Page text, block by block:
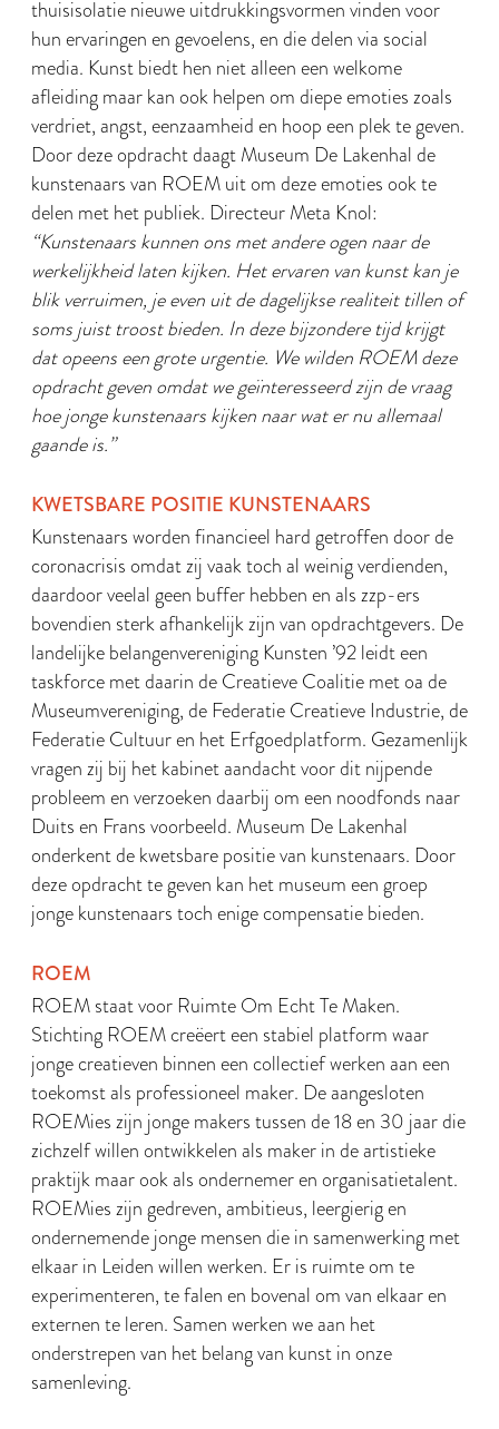
thuisisolatie nieuwe uitdrukkingsvormen vinden voor
hun ervaringen en gevoelens, en die delen via social
media. Kunst biedt hen niet alleen een welkome
afleiding maar kan ook helpen om diepe emoties zoals
verdriet, angst, eenzaamheid en hoop een plek te geven.
Door deze opdracht daagt Museum De Lakenhal de
kunstenaars van ROEM uit om deze emoties ook te
delen met het publiek. Directeur Meta Knol:
“Kunstenaars kunnen ons met andere ogen naar de
werkelijkheid laten kijken. Het ervaren van kunst kan je
blik verruimen, je even uit de dagelijkse realiteit tillen of
soms juist troost bieden. In deze bijzondere tijd krijgt
dat opeens een grote urgentie. We wilden ROEM deze
opdracht geven omdat we geïnteresseerd zijn de vraag
hoe jonge kunstenaars kijken naar wat er nu allemaal
gaande is.”
KWETSBARE POSITIE KUNSTENAARS
Kunstenaars worden financieel hard getroffen door de
coronacrisis omdat zij vaak toch al weinig verdienden,
daardoor veelal geen buffer hebben en als zzp-ers
bovendien sterk afhankelijk zijn van opdrachtgevers. De
landelijke belangenvereniging Kunsten ’92 leidt een
taskforce met daarin de Creatieve Coalitie met oa de
Museumvereniging, de Federatie Creatieve Industrie, de
Federatie Cultuur en het Erfgoedplatform. Gezamenlijk
vragen zij bij het kabinet aandacht voor dit nijpende
probleem en verzoeken daarbij om een noodfonds naar
Duits en Frans voorbeeld. Museum De Lakenhal
onderkent de kwetsbare positie van kunstenaars. Door
deze opdracht te geven kan het museum een groep
jonge kunstenaars toch enige compensatie bieden.
ROEM
ROEM staat voor Ruimte Om Echt Te Maken.
Stichting ROEM creëert een stabiel platform waar
jonge creatieven binnen een collectief werken aan een
toekomst als professioneel maker. De aangesloten
ROEMies zijn jonge makers tussen de 18 en 30 jaar die
zichzelf willen ontwikkelen als maker in de artistieke
praktijk maar ook als ondernemer en organisatietalent.
ROEMies zijn gedreven, ambitieus, leergierig en
ondernemende jonge mensen die in samenwerking met
elkaar in Leiden willen werken. Er is ruimte om te
experimenteren, te falen en bovenal om van elkaar en
externen te leren. Samen werken we aan het
onderstrepen van het belang van kunst in onze
samenleving.